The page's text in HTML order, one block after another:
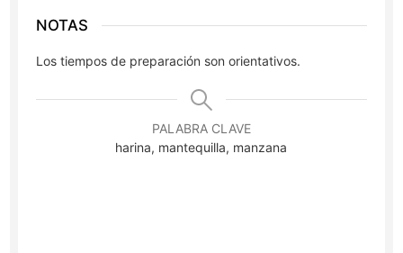
NOTAS
Los tiempos de preparación son orientativos.
PALABRA CLAVE
harina, mantequilla, manzana